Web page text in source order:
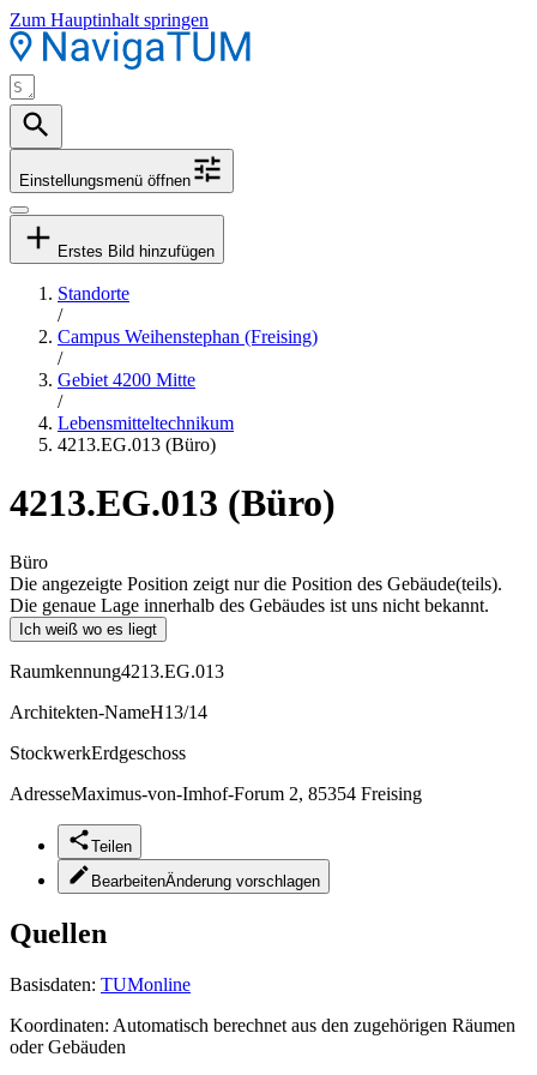
Zum Hauptinhalt springen
Einstellungsmenü öffnen
Erstes Bild hinzufügen
Standorte
/
Campus Weihenstephan (Freising)
/
Gebiet 4200 Mitte
/
Lebensmitteltechnikum
4213.EG.013 (Büro)
4213.EG.013 (Büro)
Büro
Die angezeigte Position zeigt nur die Position des Gebäude(teils).
Die genaue Lage innerhalb des Gebäudes ist uns nicht bekannt.
Ich weiß wo es liegt
Raumkennung4213.EG.013
Architekten-NameH13/14
StockwerkErdgeschoss
AdresseMaximus-von-Imhof-Forum 2, 85354 Freising
Teilen
BearbeitenÄnderung vorschlagen
Quellen
Basisdaten: TUMonline
Koordinaten: Automatisch berechnet aus den zugehörigen Räumen
oder Gebäuden